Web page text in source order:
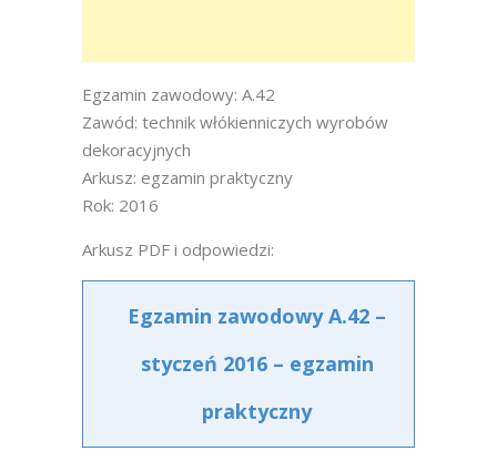
Egzamin zawodowy: A.42
Zawód: technik włókienniczych wyrobów
dekoracyjnych
Arkusz: egzamin praktyczny
Rok: 2016
Arkusz PDF i odpowiedzi:
Egzamin zawodowy A.42 –
styczeń 2016 – egzamin
praktyczny